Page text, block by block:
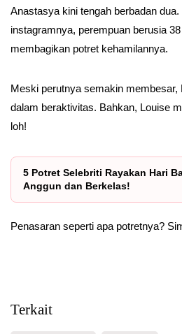
Anastasya kini tengah berbadan
instagramnya, perempuan berusia
membagikan potret kehamilannya.
Meski perutnya semakin membesar,
dalam beraktivitas. Bahkan, Louise
loh!
5 Potret Selebriti Rayakan Hari
Anggun dan Berkelas!
Penasaran seperti apa potretnya?
Terkait